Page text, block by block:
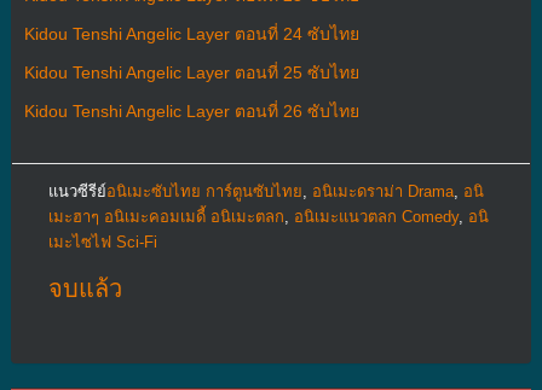
Kidou Tenshi Angelic Layer ตอนที่ 24 ซับไทย
Kidou Tenshi Angelic Layer ตอนที่ 25 ซับไทย
Kidou Tenshi Angelic Layer ตอนที่ 26 ซับไทย
แนวซีรีย์อนิเมะซับไทย การ์ตูนซับไทย, อนิเมะดราม่า Drama, อนิ
เมะฮาๆ อนิเมะคอมเมดี้ อนิเมะตลก, อนิเมะแนวตลก Comedy, อนิ
เมะไซไฟ Sci-Fi
จบแล้ว